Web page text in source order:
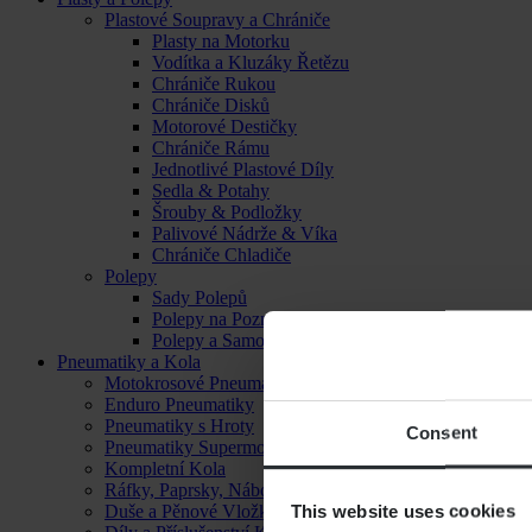
Consent
This website uses cookies
Plastové Soupravy a Chrániče
Plasty na Motorku
Vodítka a Kluzáky Řetězu
Chrániče Rukou
Chrániče Disků
Motorové Destičky
Chrániče Rámu
Jednotlivé Plastové Díly
Sedla & Potahy
Šrouby & Podložky
Palivové Nádrže & Víka
Chrániče Chladiče
Polepy
Sady Polepů
Polepy na Poznávací Značku
Polepy a Samolepky
Pneumatiky a Kola
Motokrosové Pneumatiky
Enduro Pneumatiky
Pneumatiky s Hroty
Pneumatiky Supermoto
Kompletní Kola
Ráfky, Paprsky, Náboje a Ložiska
Duše a Pěnové Vložky